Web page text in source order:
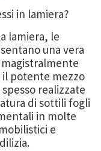
in lamiera?
lamiera, le
una vera
potente mezzo
realizzate
di sottili fogli
in molte
e